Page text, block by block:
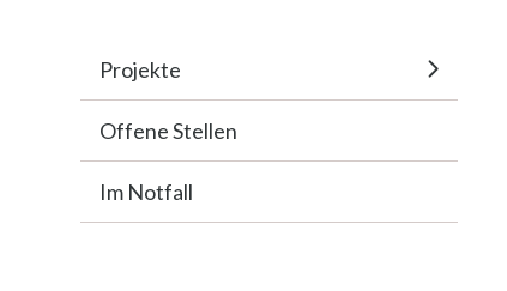
Projekte
Offene Stellen
Im Notfall